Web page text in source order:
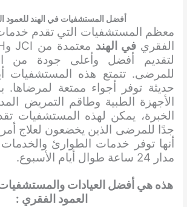
أفضل المستشفيات في الهند للعمود
معظم المستشفيات التي تقدم
الفقري في الهند
لتقديم أفضل وأعلى جودة من
للمرضى. تتمتع هذه المستشفيات
حديثة توفر أجواء ممتعة
الأجهزة الطبية وطاقم التمريض
الخبرة، يمكن لهذه المستشفيات
جدًا للمرضى الذين يخضعون لعلاج
أنها توفر خدمات الطوارئ
مدار 24 ساعة طوال أيام الأسبوع.
هذه هي أفضل العيادات
العمود الفقري :